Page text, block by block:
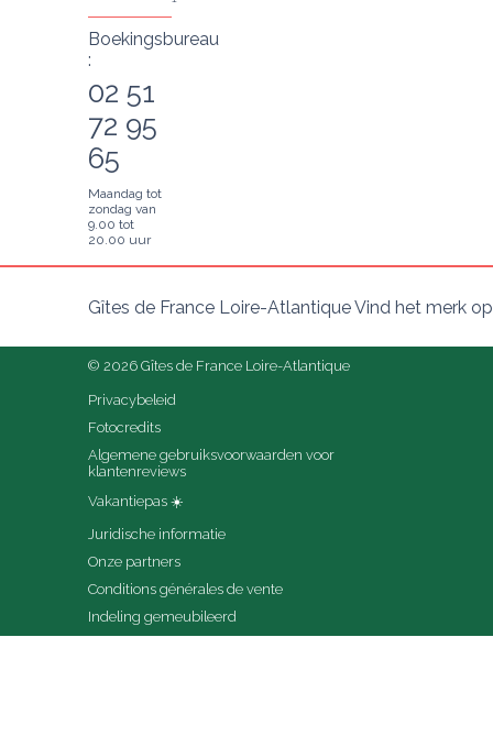
Boekingsbureau
:
02 51
72 95
65
Maandag tot
zondag van
9.00 tot
20.00 uur
Gîtes de France Loire-Atlantique Vind het merk
© 2026 Gîtes de France Loire-Atlantique
Privacybeleid
Fotocredits
Algemene gebruiksvoorwaarden voor
klantenreviews
Vakantiepas ☀️
Juridische informatie
Onze partners
Conditions générales de vente
Indeling gemeubileerd